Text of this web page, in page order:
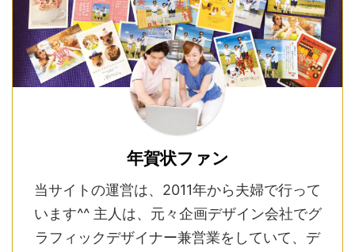
年賀状ファン
当サイトの運営は、2011年から夫婦で行って
います^^ 主人は、元々企画デザイン会社でグ
ラフィックデザイナー兼営業をしていて、デ